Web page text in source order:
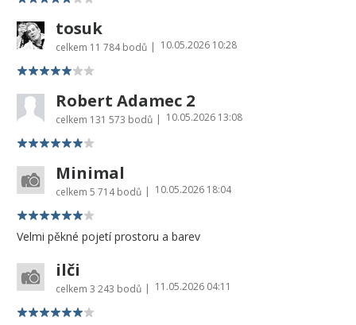
tosuk
celkem 11 784 bodů | 10.05.2026 10:28
Robert Adamec 2
celkem 131 573 bodů | 10.05.2026 13:08
Minimal
celkem 5 714 bodů | 10.05.2026 18:04
Velmi pěkné pojetí prostoru a barev
ilči
celkem 3 243 bodů | 11.05.2026 04:11